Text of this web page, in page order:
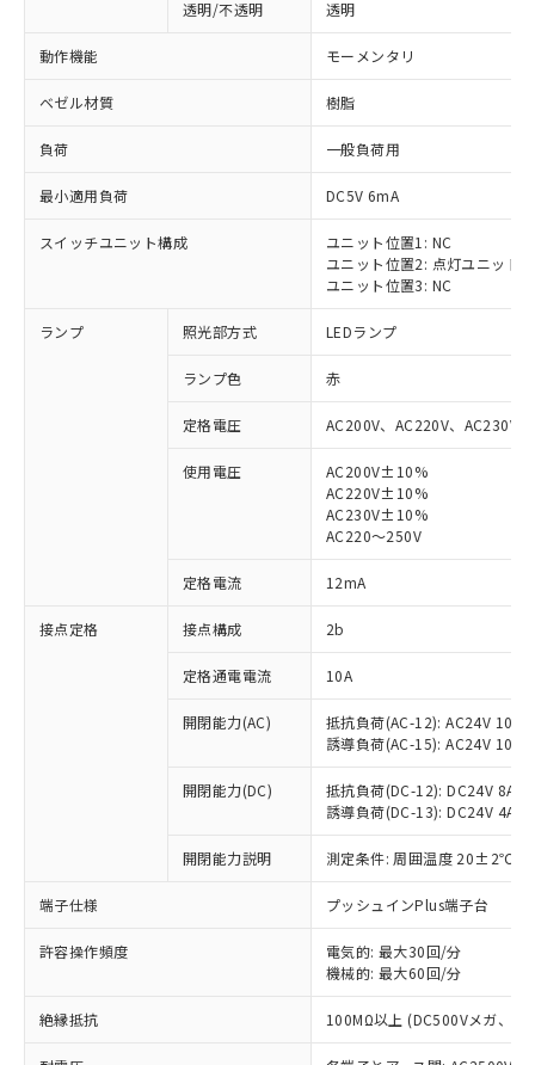
透明/不透明 透明
動作機能 モーメンタリ
ベゼル材質 樹脂
負荷 一般負荷用
最小適用負荷 DC5V 6mA
スイッチユニット構成
ユニット位置1: NC
ユニット位置2: 点灯ユニット
ユニット位置3: NC
ランプ 照光部方式 LEDランプ
ランプ色 赤
定格電圧 AC200V、AC220V、AC230V
使用電圧
AC200V±10%
AC220V±10%
AC230V±10%
AC220～250V
定格電流 12mA
接点定格 接点構成 2b
定格通電電流 10A
開閉能力(AC)
抵抗負荷(AC-12): AC24V 10A/
誘導負荷(AC-15): AC24V
開閉能力(DC)
抵抗負荷(DC-12): DC24V 8A/
誘導負荷(DC-13): DC24V 4A/
開閉能力説明 測定条件: 周囲温度 20±2℃、
端子仕様 プッシュインPlus端子台
許容操作頻度
電気的: 最大30回/分
機械的: 最大60回/分
絶縁抵抗 100MΩ以上 (DC500Vメガ、点
以下の条件をお読みいただき、同意のうえ
本サービスは、当社制御機器事業取扱
商品の当社在庫状況および標準価格
(税抜)を提供させていただくもので
本サービスの対象外となる商品もある
ことをご了承ください。
在庫状況および標準価格照会結果は、
記載している更新日時点での社内デー
タに基づき作成されるものであり、閲
覧された時点での実際の在庫および標
対応済み：EU RoHS指令（10物質）の
非含有に対応した製品が提供可能な商品で
対応予定：EU RoHS指令（10物質）の非含
有に対応した製品に切り替える予定のある
対応予定なし：EU RoHS指令（10物質）の
非含有に非対応の商品で、対応品を出す予
調査・確認中：EU RoHS指令（10物質）の
非含有の対応状況を調査中または確認中の
非該当品：ライセンス料など無形物で、有
害物質有無と関係のない商品です。
仕入先様の事情により、非含有部品として
いたものが、含有品と判明した場合などや
むを得ず変更することがあります。
鉛(Pb) 1000ppm以下、 水銀(Hg) 1000ppm以下、 カド
六価クロム(Cr(Ⅵ)) 1000ppm以下、ポリ臭化ビフェニル
※1 中国RoHS○×表
「○」：最大均質材料含有率が中国RoHSの
基準値以下であることを示します。
「×」：最大均質材料含有率が中国RoHSの
基準値を超えていることを示します。
「－」：未確認です。当社販売部門へお問
*中国RoHS10物質の基準値 (GB/T26572)：
Pb(鉛) :1000ppm、 Hg(水銀) : 1000ppm、 Cd(カドミウ
当社は、これら貴社製品のうち、外国
為替および外国貿易法に定める商品
（以下｢規制貨物等」という）を輸出
または国外への提供する場合は、日本
国政府の輸出許可(または役務取引許
可)を取得するなどの必要な手続きを